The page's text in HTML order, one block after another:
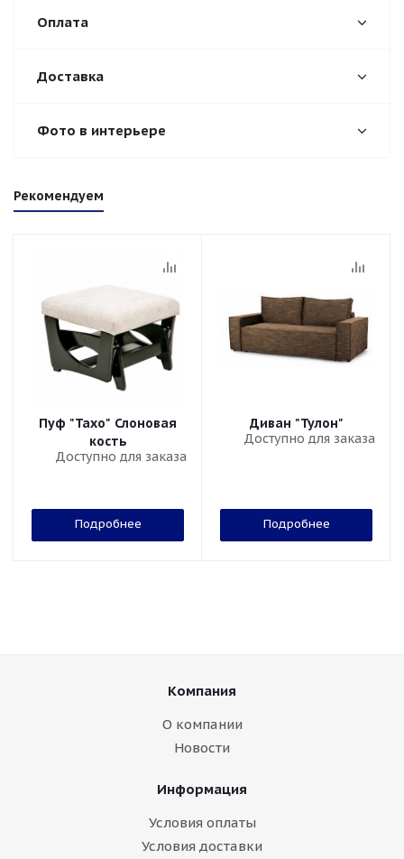
Оплата
Доставка
Фото в интерьере
Рекомендуем
Пуф "Тахо" Слоновая
кость
Доступно для заказа
Подробнее
Диван "Тулон"
Доступно для заказа
Подробнее
Компания
О компании
Новости
Информация
Условия оплаты
Условия доставки